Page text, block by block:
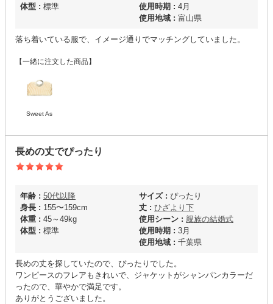
体型 : 標準
使用時期 : 4月
使用地域 : 富山県
落ち着いている服で、イメージ通りでマッチングしていました。
【一緒に注文した商品】
Sweet As
長めの丈でぴったり
年齢 : 50代以降
身長 : 155〜159cm
体重 : 45～49kg
体型 : 標準
サイズ : ぴったり
丈 : ひざより下
使用シーン : 親族の結婚式
使用時期 : 3月
使用地域 : 千葉県
長めの丈を探していたので、ぴったりでした。
ワンピースのフレアもきれいで、ジャケットがシャンパンカラーだ
ったので、華やかで満足です。
ありがとうございました。